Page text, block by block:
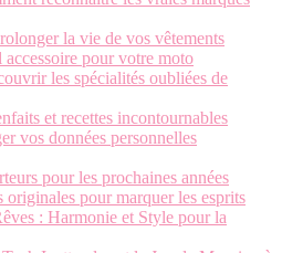
la vie de vos vêtements
pour votre moto
les spécialités oubliées de
et recettes incontournables
vos données personnelles
pour les prochaines années
originales pour marquer les esprits
: Harmonie et Style pour la